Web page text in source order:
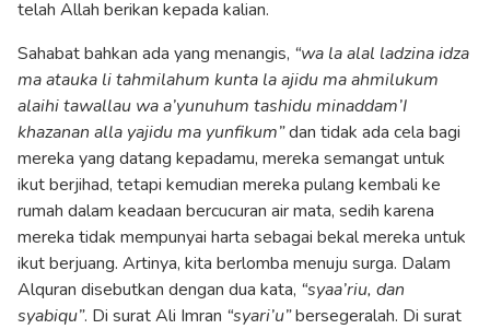
telah Allah berikan kepada kalian.
Sahabat bahkan ada yang menangis, “wa la alal ladzina idza
ma atauka li tahmilahum kunta la ajidu ma ahmilukum
alaihi tawallau wa a’yunuhum tashidu minaddam’I
khazanan alla yajidu ma yunfikum”dan tidak ada cela bagi
mereka yang datang kepadamu, mereka semangat untuk
ikut berjihad, tetapi kemudian mereka pulang kembali ke
rumah dalam keadaan bercucuran air mata, sedih karena
mereka tidak mempunyai harta sebagai bekal mereka untuk
ikut berjuang. Artinya, kita berlomba menuju surga. Dalam
Alquran disebutkan dengan dua kata, “syaa’riu, dan
syabiqu”. Di surat Ali Imran “syari’u”bersegeralah. Di surat